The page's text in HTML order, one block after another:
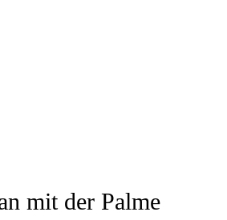
mit der Palme